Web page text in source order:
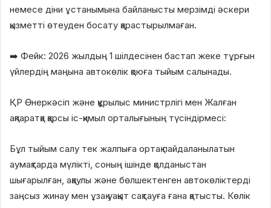
немесе діни ұстанымына байланысты мерзімді әскери
қызметті өтеуден босату қарастырылмаған.
➡️ Фейк: 2026 жылдың 1 шілдесінен бастап жеке тұрғын
үйлердің маңына автокөлік қоюға тыйым салынады.
ҚР Өнеркәсіп және құрылыс министрлігі мен Жалған
ақпаратқа қарсы іс-қимыл орталығының түсіндірмесі:
Бұл тыйым салу тек жалпыға ортақ пайдаланылатын
аумақтарда мүлікті, соның ішінде қолданыстан
шығарылған, ақаулы және бөлшектенген автокөліктерді
заңсыз жинау мен ұзақ уақыт сақтауға ғана қатысты. Көлік